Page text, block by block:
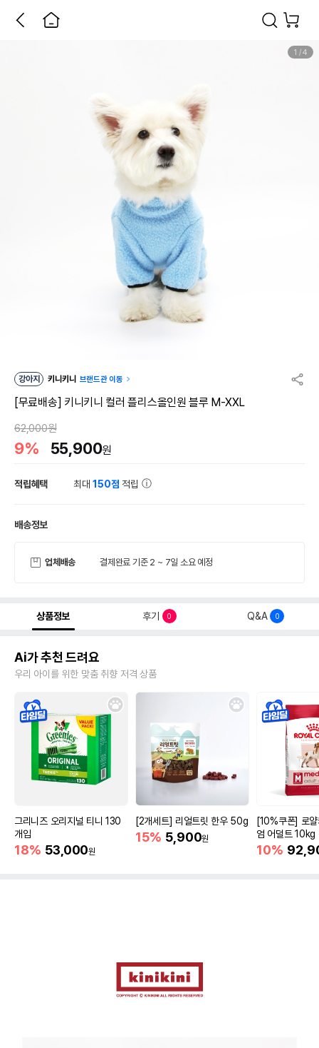
1 /4
강아지 키니키니 브랜드관 이동
[무료배송] 키니키니 컬러 플리스올인원 블루 M-XXL
62,000원
9% 55,900원
적립혜택 최대150점 적립
배송정보
업체배송 결제완료 기준 2 ~ 7일 소요 예정
상품정보 후기 0 Q&A 0
Ai가 추천 드려요
우리 아이를 위한 맞춤 취향 저격 상품
그리니즈 오리지널 티니 130
개입
18% 53,000원
[2개세트] 리얼트릿 한우 50g
15% 5,900원
[10%쿠폰] 로
엄 어덜트 10kg
증진
10%